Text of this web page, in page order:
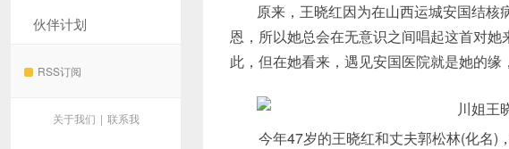
伙伴计划
RSS订阅
关于我们 | 联系我
原来，王晓红因为在山西运城安国结
恩，所以她总会在无意识之间唱起这首对
此，但在她看来，遇见安国医院就是她的缘
今年47岁的王晓红和丈夫郭松林(化名)